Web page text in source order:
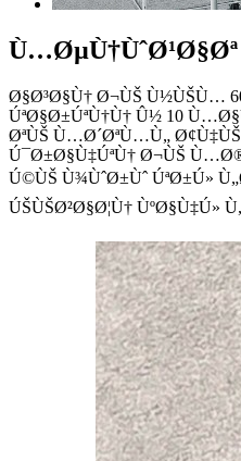
Ù…ØµÙ†ÙˆØ¹Ø§Øª
Ø§Ø³Ø§Ù† Ø¬ÙŠ Ù½ÙŠÙ…
ÚªØ§Ø±ÚªÙ†Ù† Û½ 10
ØªÙŠ Ù…Ø´ØªÙ…Ù„
Ú¯Ø±Ø§Ù‡ÚªÙ† Ø¬ÙŠ
Ú©ÙŠ Ù¾ÙˆØ±Ùˆ ÚªØ±Ú»
ÚŠÙŠØ²Ø§Ø¦Ù† ÙºØ§Ù‡Ú»